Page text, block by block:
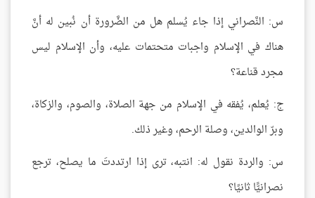
س: النَّصراني إذا جاء يُسلم هل من الضَّرورة أن نُبين له أنَّ
هناك في الإسلام واجبات متحتمات عليه، وأن الإسلام ليس
مجرد قناعة؟
ج: يُعلم، يُفقه في الإسلام من جهة الصلاة، والصوم، والزكاة،
وبرّ الوالدين، وصلة الرحم، وغير ذلك.
س: والردة نقول له: انتبه، ترى إذا ارتددتَ ما يصلح، ترجع
نصرانيًّا ثانيًا؟